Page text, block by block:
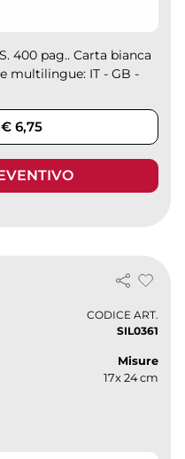
400 pag.. Carta bianca
multilingue: IT - GB -
6,75
CODICE ART.
SIL0361
Misure
17x 24 cm